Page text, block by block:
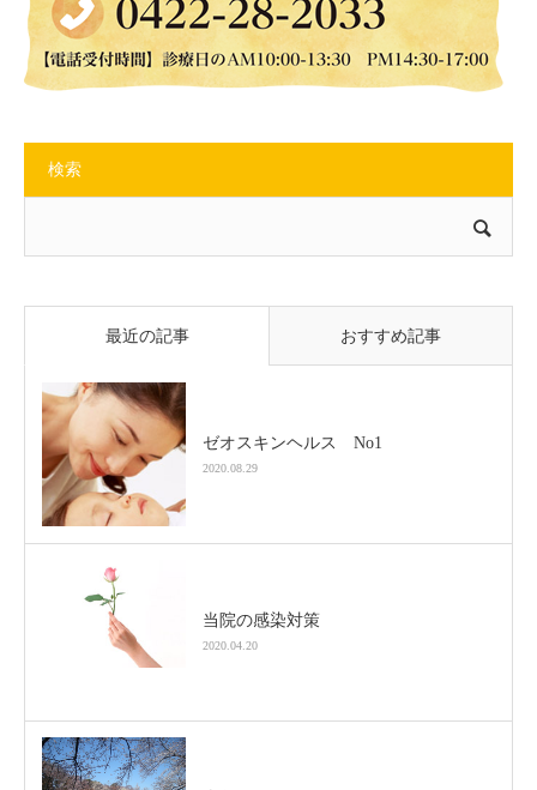
検索
最近の記事 おすすめ記事
ゼオスキンヘルス No1
2020.08.29
当院の感染対策
2020.04.20